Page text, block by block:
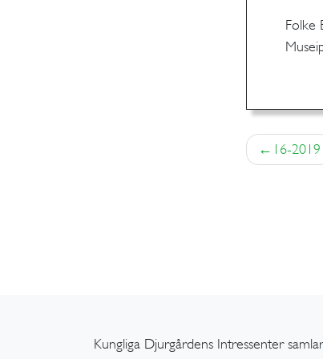
Folke
16-2019
Kungliga Djurgårdens Intressenter